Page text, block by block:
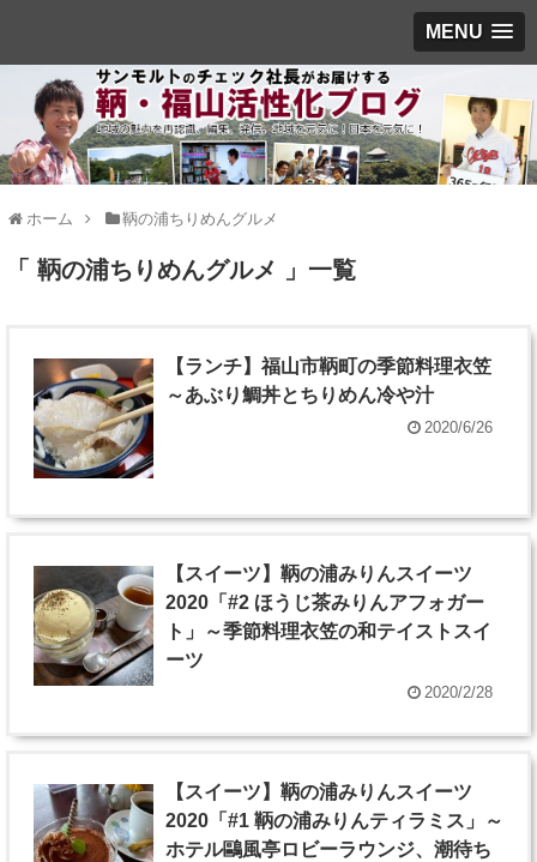
MENU
ホーム 鞆の浦ちりめんグルメ
「 鞆の浦ちりめんグルメ 」一覧
【ランチ】福山市鞆町の季節料理衣笠
～あぶり鯛丼とちりめん冷や汁
2020/6/26
【スイーツ】鞆の浦みりんスイーツ
2020「#2 ほうじ茶みりんアフォガー
ト」～季節料理衣笠の和テイストスイ
ーツ
2020/2/28
【スイーツ】鞆の浦みりんスイーツ
2020「#1 鞆の浦みりんティラミス」～
ホテル鷗風亭ロビーラウンジ、潮待ち